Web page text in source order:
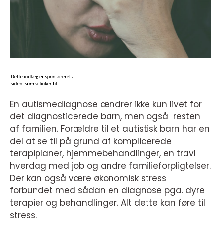
En autismediagnose ændrer ikke kun livet for
det diagnosticerede barn, men også resten
af familien. Forældre til et autistisk barn har en
del at se til på grund af komplicerede
terapiplaner, hjemmebehandlinger, en travl
hverdag med job og andre familieforpligtelser.
Der kan også være økonomisk stress
forbundet med sådan en diagnose pga. dyre
terapier og behandlinger. Alt dette kan føre til
stress.